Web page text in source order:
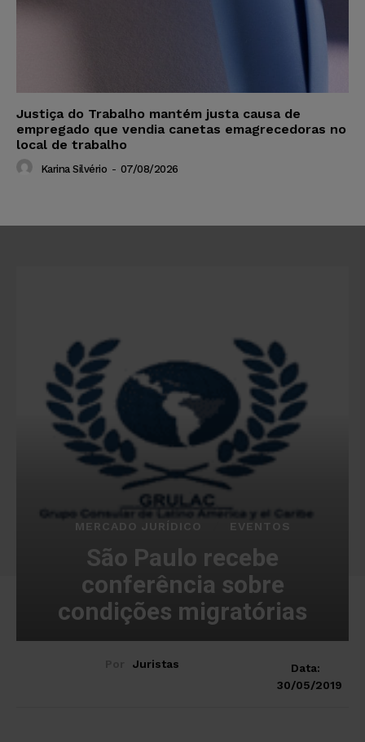
Justiça do Trabalho mantém justa causa de
empregado que vendia canetas emagrecedoras no
local de trabalho
Karina Silvério - 07/08/2026